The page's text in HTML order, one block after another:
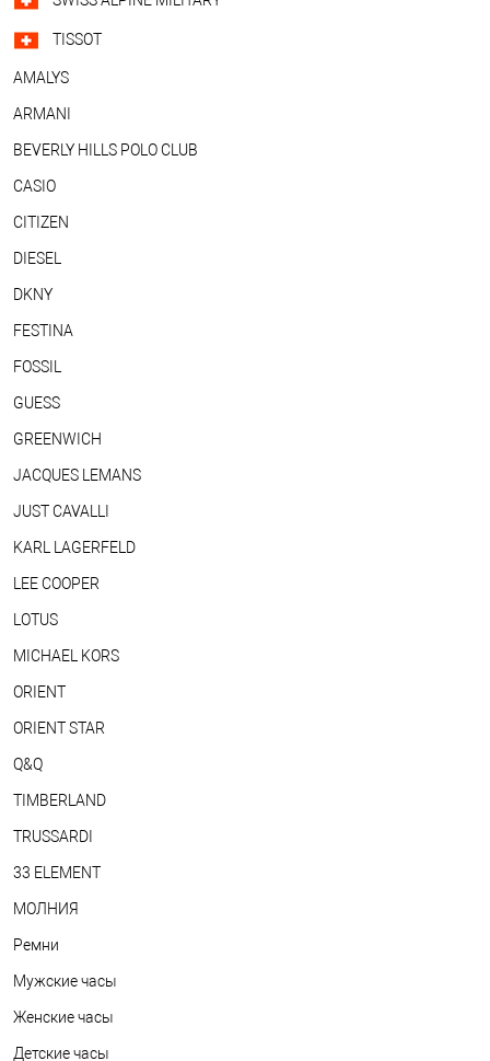
TISSOT
AMALYS
ARMANI
BEVERLY HILLS POLO CLUB
CASIO
CITIZEN
DIESEL
DKNY
FESTINA
FOSSIL
GUESS
GREENWICH
JACQUES LEMANS
JUST CAVALLI
KARL LAGERFELD
LEE COOPER
LOTUS
MICHAEL KORS
ORIENT
ORIENT STAR
Q&Q
TIMBERLAND
TRUSSARDI
33 ELEMENT
МОЛНИЯ
Ремни
Мужские часы
Женские часы
Детские часы